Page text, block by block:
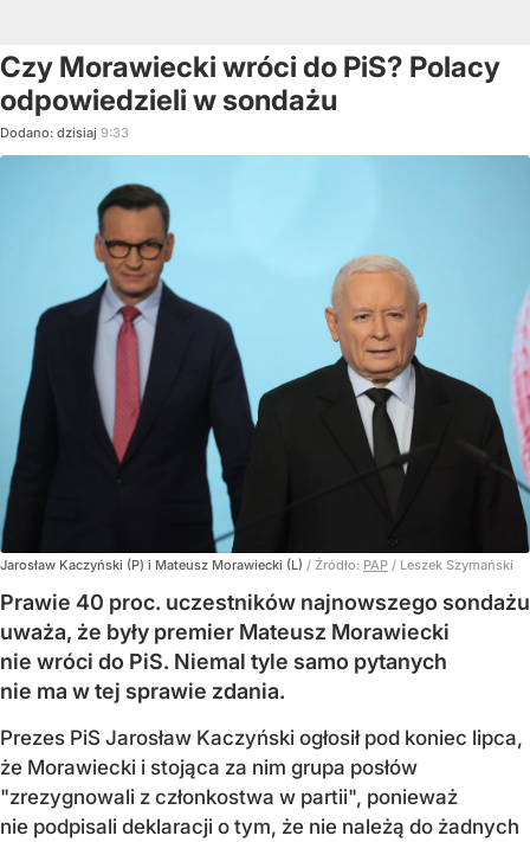
Czy Morawiecki wróci do PiS? Polacy
odpowiedzieli w sondażu
Dodano: dzisiaj 9:33
Jarosław Kaczyński (P) i Mateusz Morawiecki (L) / Źródło: PAP / Leszek Szymański
Prawie 40 proc. uczestników najnowszego sondażu
uważa, że były premier Mateusz Morawiecki
nie wróci do PiS. Niemal tyle samo pytanych
nie ma w tej sprawie zdania.
Prezes PiS Jarosław Kaczyński ogłosił pod koniec lipca,
że Morawiecki i stojąca za nim grupa posłów
"zrezygnowali z członkostwa w partii", ponieważ
nie podpisali deklaracji o tym, że nie należą do żadnych